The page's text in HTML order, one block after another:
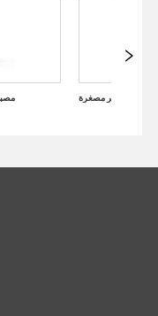
الملحقات الكهربائية من قواطع